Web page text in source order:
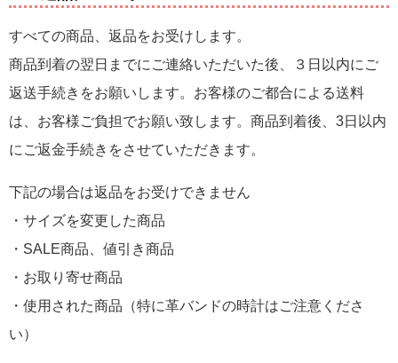
すべての商品、返品をお受けします。
商品到着の翌日までにご連絡いただいた後、３日以内にご
返送手続きをお願いします。お客様のご都合による送料
は、お客様ご負担でお願い致します。商品到着後、3日以内
にご返金手続きをさせていただきます。
下記の場合は返品をお受けできません
・サイズを変更した商品
・SALE商品、値引き商品
・お取り寄せ商品
・使用された商品（特に革バンドの時計はご注意くださ
い）